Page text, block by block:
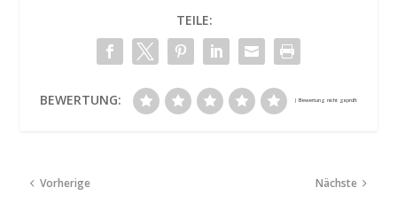
TEILE:
BEWERTUNG:
Vorherige Nächste